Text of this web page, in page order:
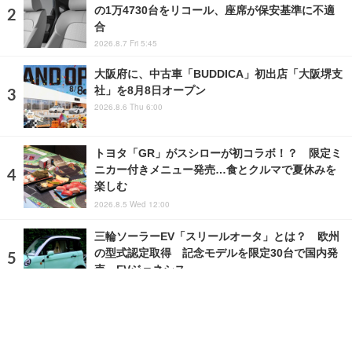
の1万4730台をリコール、座席が保安基準に不適
合
2026.8.7 Fri 5:45
大阪府に、中古車「BUDDICA」初出店「大阪堺支
社」を8月8日オープン
2026.8.6 Thu 6:00
トヨタ「GR」がスシローが初コラボ！？ 限定ミ
ニカー付きメニュー発売…食とクルマで夏休みを
楽しむ
2026.8.5 Wed 12:00
三輪ソーラーEV「スリールオータ」とは？ 欧州
の型式認定取得 記念モデルを限定30台で国内発
売…EVジェネシス